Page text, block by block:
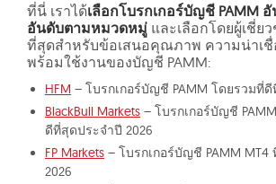
ที่นี่ เราได้เลือกโบรกเกอร์บัญชี PAMM
อันดับตามหมวดหมู่ และเลือกโดยผู้เชี่ย
ที่สุดสำหรับข้อเสนอคุณภาพ ความน่าเชื่
พร้อมใช้งานของบัญชี PAMM:
HFM – โบรกเกอร์บัญชี PAMM โดยรวมที่
BlackBull Markets – โบรกเกอร์บัญชี
ดีที่สุดประจำปี 2026
FP Markets – โบรกเกอร์บัญชี PAMM
2026